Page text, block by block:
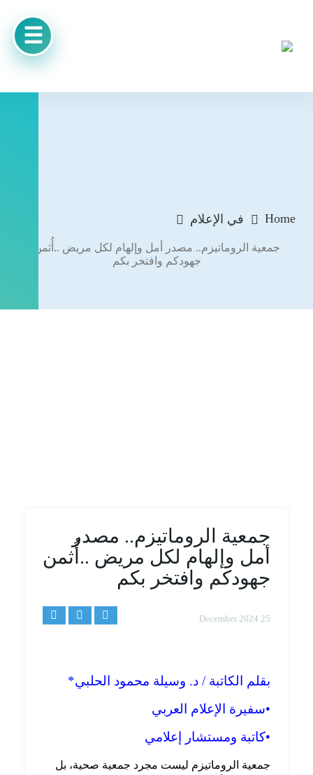
Home في الإعلام
جمعية الروماتيزم.. مصدر أمل وإلهام لكل مريض ..أُثمن
جهودكم وافتخر بكم
جمعية الروماتيزم.. مصدر
أمل وإلهام لكل مريض ..أُثمن
جهودكم وافتخر بكم
25 December 2024
بقلم الكاتبة / د. وسيلة محمود الحلبي*
•سفيرة الإعلام العربي
•كاتبة ومستشار إعلامي
جمعية الروماتيزم ليست مجرد جمعية صحية، بل